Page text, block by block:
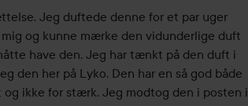
Jeg duftede denne for et par uger
og kunne mærke den vidunderlige duft
have den. Jeg har tænkt på den duft i
den her på Lyko. Den har en så god både
ikke for stærk. Jeg modtog den i posten i